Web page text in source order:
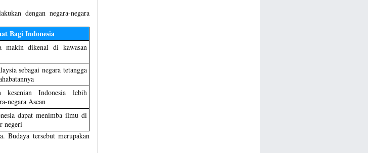
dengan negara-negara
Bagi Indonesia
makin dikenal di kawasan
sebagai negara tetangga
kesenian Indonesia lebih
negara Asean
dapat menimba ilmu di
negeri
Budaya tersebut merupakan